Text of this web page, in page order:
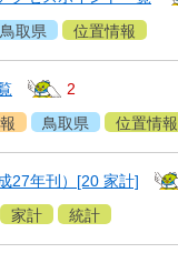
鳥取県 位置情報
2
鳥取県 位置情報
27年刊）[20 家計]
家計 統計